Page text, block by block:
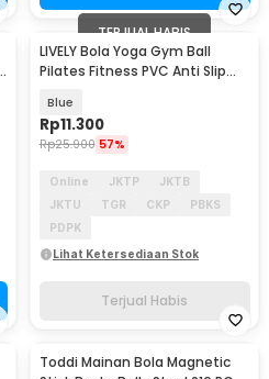
TERJUAL HABIS
LIVELY Bola Yoga Gym Ball
Pilates Fitness PVC Anti Slip
Blue
Rp11.300
Rp25.900 57%
Online JKTP
JKTB
JKTU
TGR CKP
PBKS
PDPK
Lihat Ketersediaan Stok
Terjual Habis
Toddi Mainan Bola Magnetic